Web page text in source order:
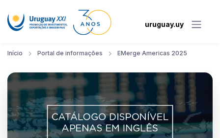
uruguay.uy
Início Portal de informações EMerge Americas 2025